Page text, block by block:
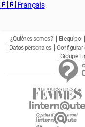
🇫🇷 Français
¿Quiénes somos? El equipo
Datos personales
Configurar
Groupe